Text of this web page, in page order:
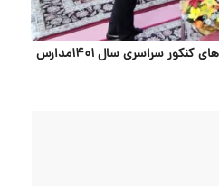
برگزاری مراسم تجلیل از برترین های کنکور سراسری سال ۱۴۰۱مدارس